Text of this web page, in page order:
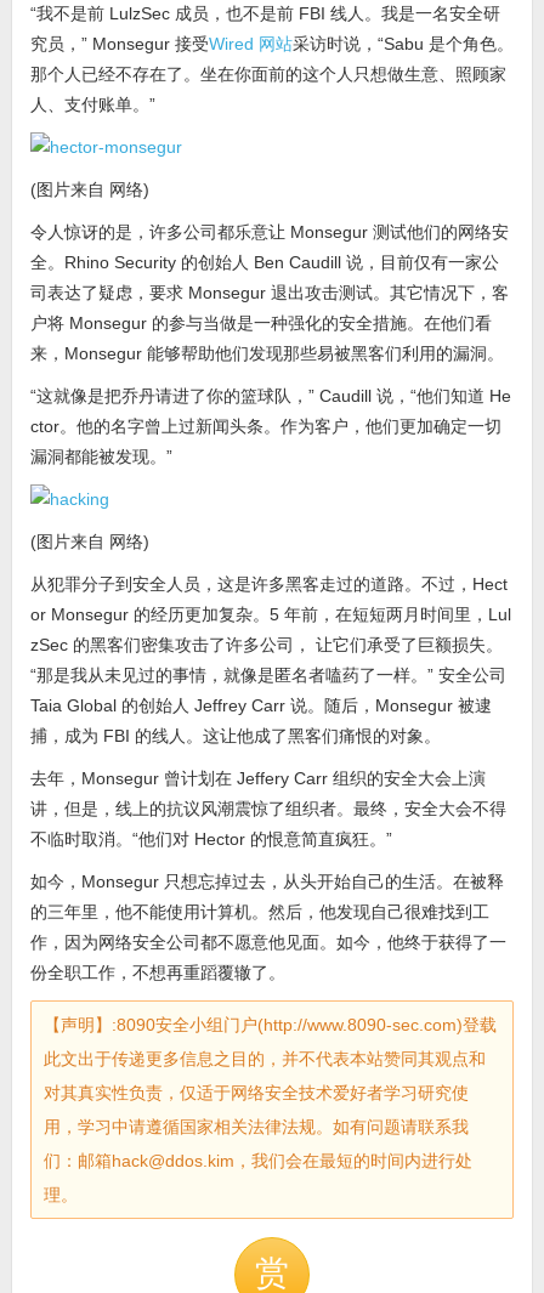
“我不是前 LulzSec 成员，也不是前 FBI 线人。我是一名安全研
究员，” Monsegur 接受Wired 网站采访时说，“Sabu 是个角色。
那个人已经不存在了。坐在你面前的这个人只想做生意、照顾家
人、支付账单。”
(图片来自 网络)
令人惊讶的是，许多公司都乐意让 Monsegur 测试他们的网络安
全。Rhino Security 的创始人 Ben Caudill 说，目前仅有一家公
司表达了疑虑，要求 Monsegur 退出攻击测试。其它情况下，客
户将 Monsegur 的参与当做是一种强化的安全措施。在他们看
来，Monsegur 能够帮助他们发现那些易被黑客们利用的漏洞。
“这就像是把乔丹请进了你的篮球队，” Caudill 说，“他们知道 He
ctor。他的名字曾上过新闻头条。作为客户，他们更加确定一切
漏洞都能被发现。”
(图片来自 网络)
从犯罪分子到安全人员，这是许多黑客走过的道路。不过，Hect
or Monsegur 的经历更加复杂。5 年前，在短短两月时间里，Lul
zSec 的黑客们密集攻击了许多公司， 让它们承受了巨额损失。
“那是我从未见过的事情，就像是匿名者嗑药了一样。” 安全公司
Taia Global 的创始人 Jeffrey Carr 说。随后，Monsegur 被逮
捕，成为 FBI 的线人。这让他成了黑客们痛恨的对象。
去年，Monsegur 曾计划在 Jeffery Carr 组织的安全大会上演
讲，但是，线上的抗议风潮震惊了组织者。最终，安全大会不得
不临时取消。“他们对 Hector 的恨意简直疯狂。”
如今，Monsegur 只想忘掉过去，从头开始自己的生活。在被释
的三年里，他不能使用计算机。然后，他发现自己很难找到工
作，因为网络安全公司都不愿意他见面。如今，他终于获得了一
份全职工作，不想再重蹈覆辙了。
【声明】:8090安全小组门户(http://www.8090-sec.com)登载
此文出于传递更多信息之目的，并不代表本站赞同其观点和
对其真实性负责，仅适于网络安全技术爱好者学习研究使
用，学习中请遵循国家相关法律法规。如有问题请联系我
们：邮箱hack@ddos.kim，我们会在最短的时间内进行处
理。
赏